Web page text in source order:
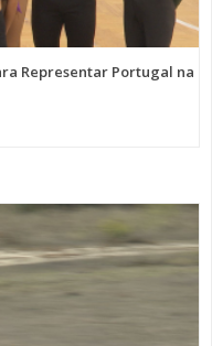
Representar Portugal na